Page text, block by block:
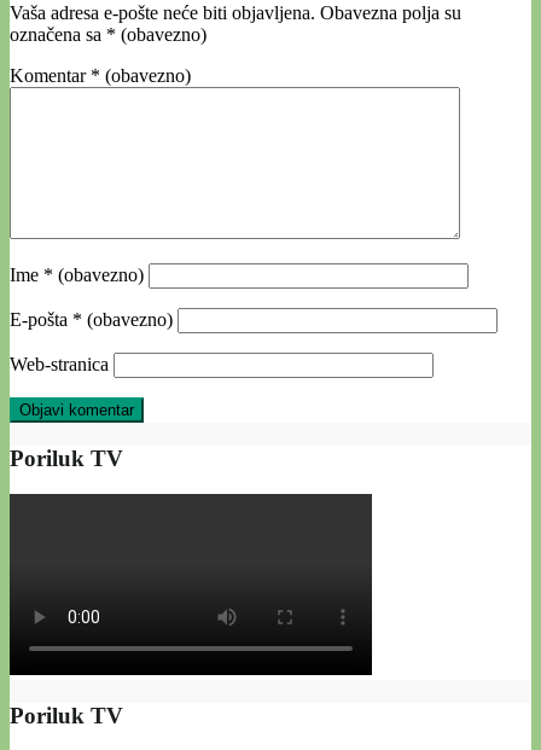
Vaša adresa e-pošte neće biti objavljena. Obavezna polja su
označena sa * (obavezno)
Komentar * (obavezno)
Ime * (obavezno)
E-pošta * (obavezno)
Web-stranica
Poriluk TV
Poriluk TV